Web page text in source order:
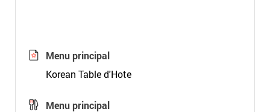
Menu principal
Korean Table d'Hote
Menu principal